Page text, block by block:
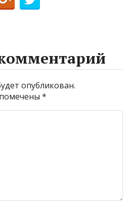
опубликован.
*